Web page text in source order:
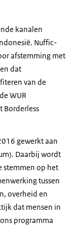
kanalen
Nuffic-
afstemming met
dat
van de
WUR
Borderless
gewerkt aan
Daarbij wordt
stemmen op het
tussen
overheid en
dat mensen in
programma